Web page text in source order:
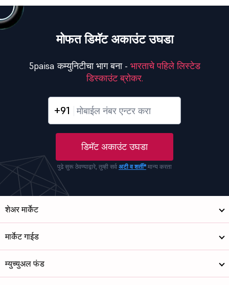
मोफत डिमॅट अकाउंट उघडा
5paisa कम्युनिटीचा भाग बना - भारताचे पहिले लिस्टेड
डिस्काउंट ब्रोकर.
+91
डिमॅट अकाउंट उघडा
पुढे सुरू ठेवण्याद्वारे, तुम्ही सर्व अटी व शर्ती*मान्य करता
शेअर मार्केट
मार्केट गाईड
म्युच्युअल फंड